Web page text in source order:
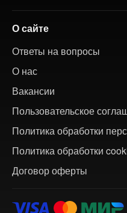
О сайте
Ответы на вопросы
О нас
Вакансии
Пользовательское
Политика обработки
Политика обработки
Договор оферты